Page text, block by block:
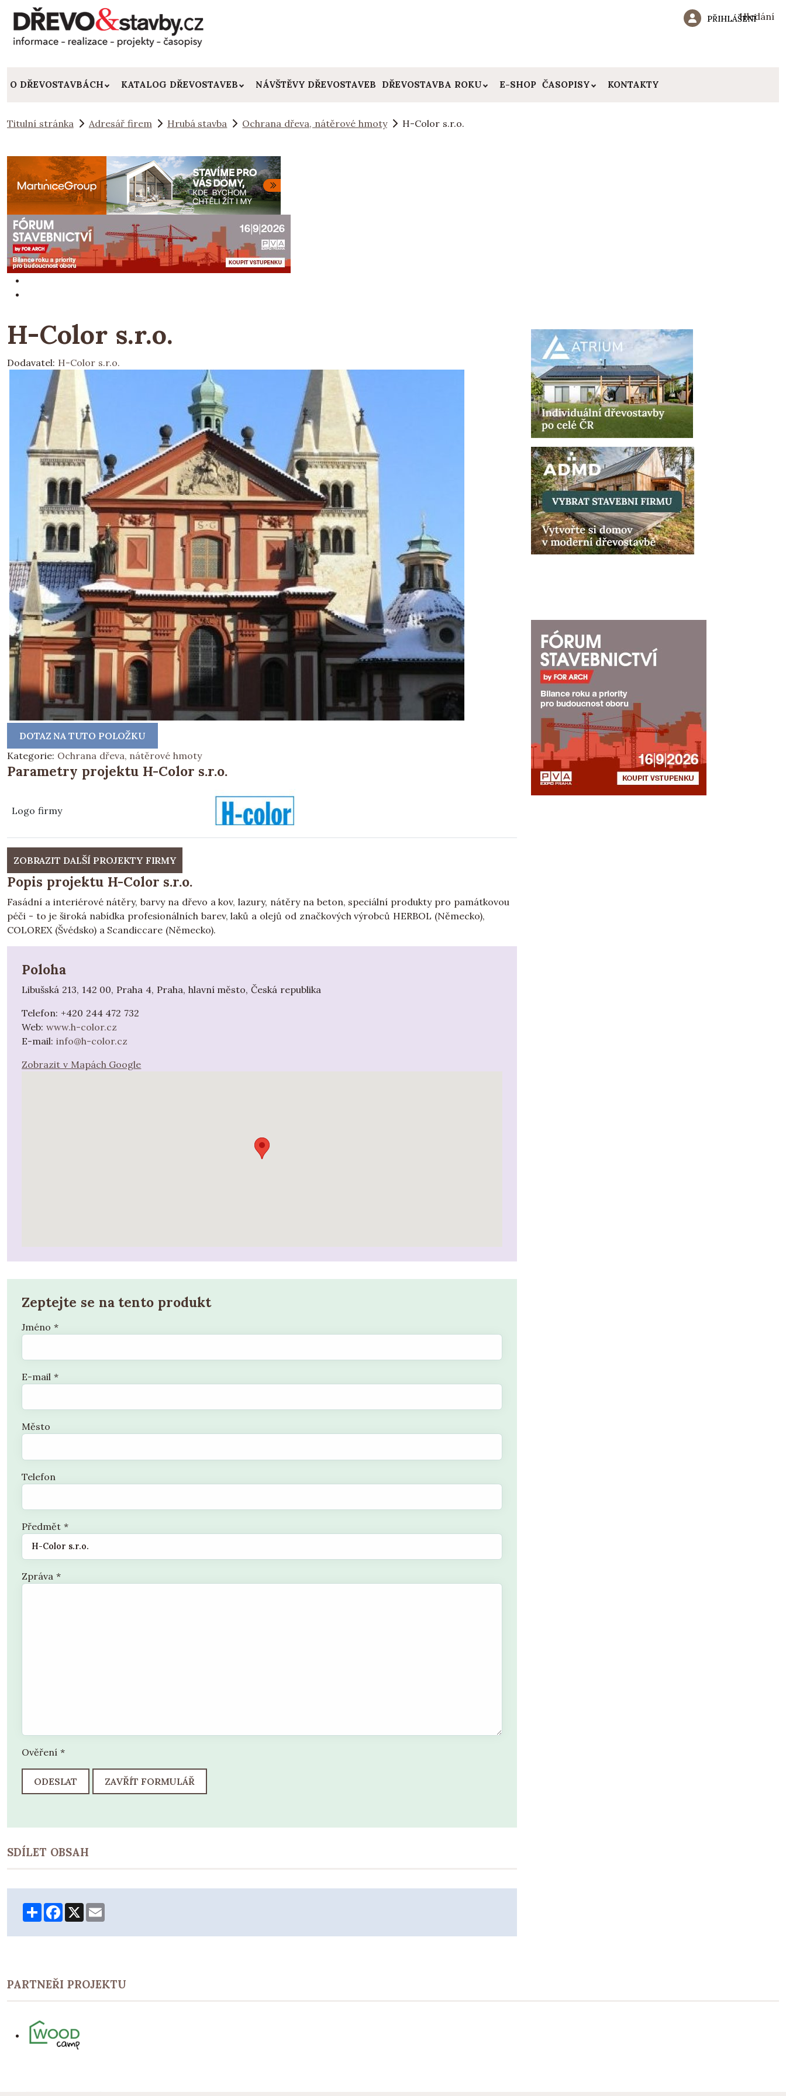
Hledání
PŘIHLÁŠENÍ
O DŘEVOSTAVBÁCH KATALOG DŘEVOSTAVEB NÁVŠTĚVY DŘEVOSTAVEB DŘEVOSTAVBA ROKU E-SHOP ČASOPISY KONTAKTY
Titulní stránka Adresář firem Hrubá stavba Ochrana dřeva, nátěrové hmoty H-Color s.r.o.
H-Color s.r.o.
Dodavatel: H-Color s.r.o.
DOTAZ NA TUTO POLOŽKU
Kategorie: Ochrana dřeva, nátěrové hmoty
Parametry projektu H-Color s.r.o.
Logo firmy
ZOBRAZIT DALŠÍ PROJEKTY FIRMY
Popis projektu H-Color s.r.o.
Fasádní a interiérové nátěry, barvy na dřevo a kov, lazury, nátěry na beton, speciální produkty pro památkovou
péči - to je široká nabídka profesionálních barev, laků a olejů od značkových výrobců HERBOL (Německo),
COLOREX (Švédsko) a Scandiccare (Německo).
Poloha
Libušská 213, 142 00, Praha 4, Praha, hlavní město, Česká republika
Telefon: +420 244 472 732
Web: www.h-color.cz
E-mail: info@h-color.cz
Zobrazit v Mapách Google
Zeptejte se na tento produkt
Jméno *
E-mail *
Město
Telefon
Předmět *
Zpráva *
Ověření *
ODESLAT ZAVŘÍT FORMULÁŘ
SDÍLET OBSAH
ShareFacebook
X
PARTNEŘI PROJEKTU